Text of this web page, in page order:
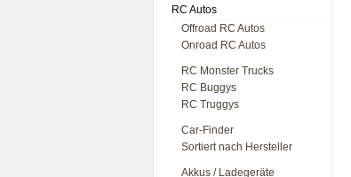
RC Autos
Offroad RC Autos
Onroad RC Autos
RC Monster Trucks
RC Buggys
RC Truggys
Car-Finder
Sortiert nach Hersteller
Akkus / Ladegeräte